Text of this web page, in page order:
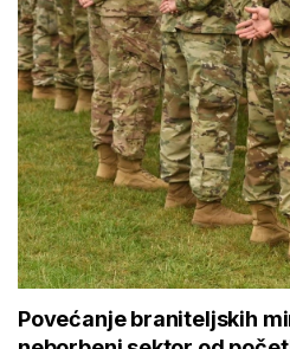
Povećanje braniteljskih